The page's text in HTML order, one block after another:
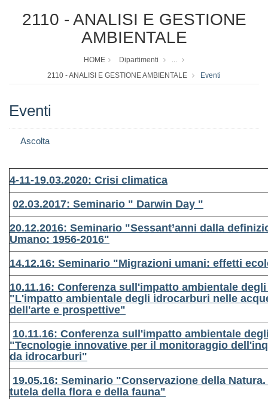
2110 - ANALISI E GESTIONE
AMBIENTALE
HOME Dipartimenti
...
2110 - ANALISI E GESTIONE AMBIENTALE
Eventi
Eventi
Ascolta
4-11-19.03.2020: Crisi climatica
02.03.2017: Seminario " Darwin Day "
20.12.2016: Seminario "Sessant’anni dalla
Umano: 1956-2016"
14.12.16: Seminario "Migrazioni umani: effetti
10.11.16: Conferenza sull'impatto ambientale
"L'impatto ambientale degli idrocarburi nelle
dell'arte e prospettive"
10.11.16: Conferenza sull'impatto ambientale
"Tecnologie innovative per il monitoraggio
da idrocarburi"
19.05.16: Seminario "Conservazione della
tutela della flora e della fauna"